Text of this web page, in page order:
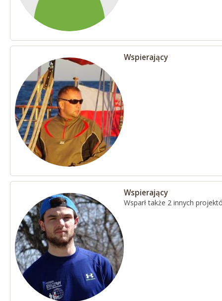
Wspierający
Wspierający
Wsparł także 2 innych